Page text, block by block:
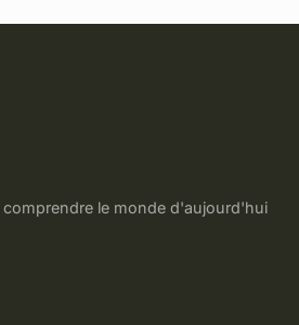
le monde d'aujourd'hui